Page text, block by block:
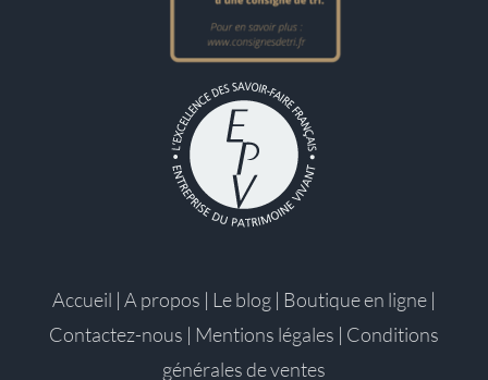
Accueil | A propos | Le blog | Boutique en ligne |
Contactez-nous | Mentions légales | Conditions
générales de ventes